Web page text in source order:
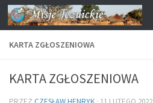
Przejdź do treści
KARTA ZGŁOSZENIOWA
KARTA ZGŁOSZENIOWA